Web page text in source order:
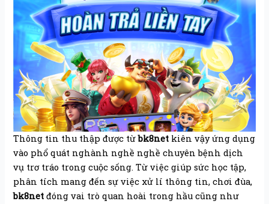
Thông tin thu thập được từbk8net kiên vậy ứng dụng
vào phổ quát nghành nghề nghề chuyên bệnh dịch
vụ trơ tráo trong cuộc sống. Từ việc giúp sức học tập,
phân tích mang đến sự việc xử lí thông tin, chơi đùa,
bk8net đóng vai trò quan hoài trong hầu cũng như